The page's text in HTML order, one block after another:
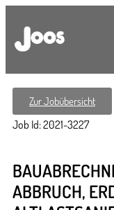
Zur Jobübersicht
Job Id: 2021-3227
ABBRUCH,